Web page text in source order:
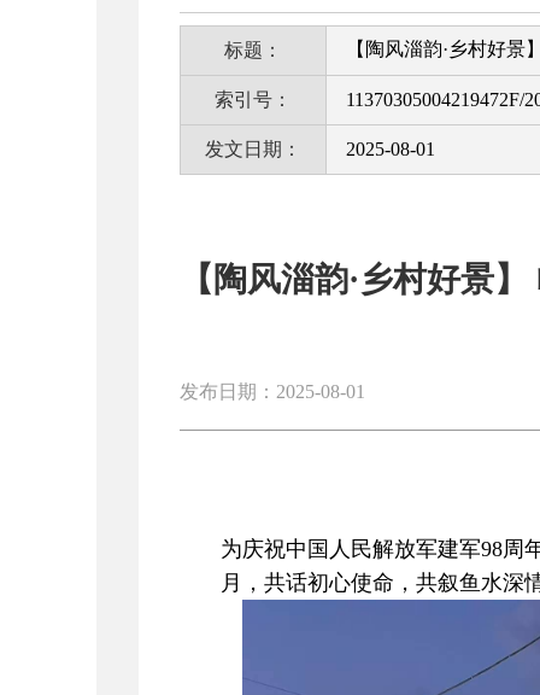
标题： 【陶风淄韵·乡村好
索引号： 11370305004219472F/
发文日期： 2025-08-01
【陶风淄韵·乡村好景
发布日期：2025-08-01
为庆祝中国人民解放军建军98周
月，共话初心使命，共叙鱼水深